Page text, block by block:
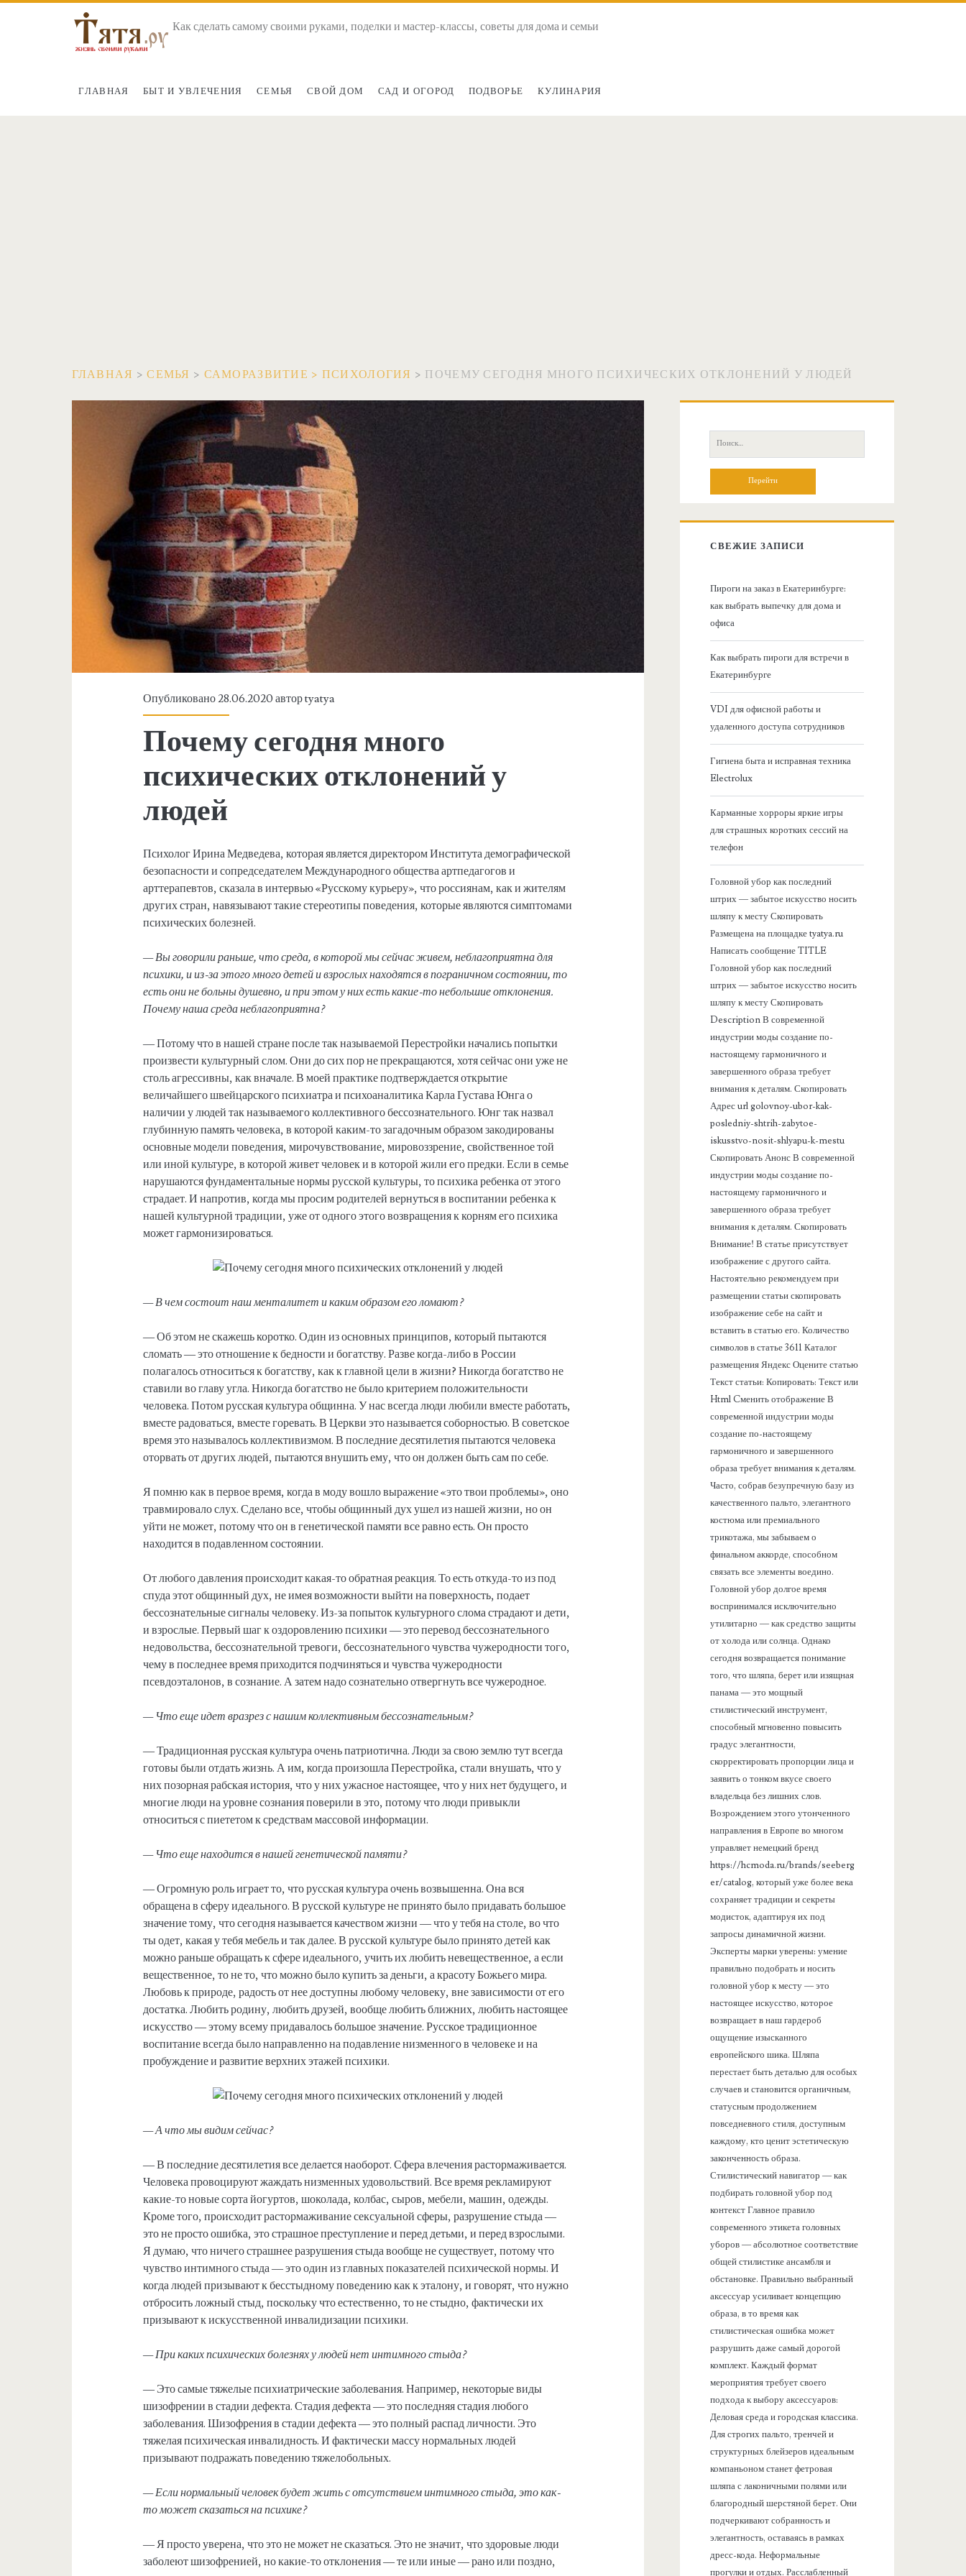
Как сделать самому своими руками, поделки и мастер-классы, советы для дома и семьи
ГЛАВНАЯ БЫТ И УВЛЕЧЕНИЯ СЕМЬЯ СВОЙ ДОМ САД И ОГОРОД ПОДВОРЬЕ КУЛИНАРИЯ
ГЛАВНАЯ >СЕМЬЯ > САМОРАЗВИТИЕ > ПСИХОЛОГИЯ > ПОЧЕМУ СЕГОДНЯ МНОГО ПСИХИЧЕСКИХ ОТКЛОНЕНИЙ У ЛЮДЕЙ
Опубликовано 28.06.2020 авторtyatya
Почему сегодня много
психических отклонений у
людей
Психолог Ирина Медведева, которая является директором Института демографической
безопасности и сопредседателем Международного общества артпедагогов и
арттерапевтов, сказала в интервью «Русскому курьеру», что россиянам, как и жителям
других стран, навязывают такие стереотипы поведения, которые являются симптомами
психических болезней.
— Вы говорили раньше, что среда, в которой мы сейчас живем, неблагоприятна для
психики, и из-за этого много детей и взрослых находятся в пограничном состоянии, то
есть они не больны душевно, и при этом у них есть какие-то небольшие отклонения.
Почему наша среда неблагоприятна?
— Потому что в нашей стране после так называемой Перестройки начались попытки
произвести культурный слом. Они до сих пор не прекращаются, хотя сейчас они уже не
столь агрессивны, как вначале. В моей практике подтверждается открытие
величайшего швейцарского психиатра и психоаналитика Карла Густава Юнга о
наличии у людей так называемого коллективного бессознательного. Юнг так назвал
глубинную память человека, в которой каким-то загадочным образом закодированы
основные модели поведения, мирочувствование, мировоззрение, свойственное той
или иной культуре, в которой живет человек и в которой жили его предки. Если в семье
нарушаются фундаментальные нормы русской культуры, то психика ребенка от этого
страдает. И напротив, когда мы просим родителей вернуться в воспитании ребенка к
нашей культурной традиции, уже от одного этого возвращения к корням его психика
может гармонизироваться.
— В чем состоит наш менталитет и каким образом его ломают?
— Об этом не скажешь коротко. Один из основных принципов, который пытаются
сломать — это отношение к бедности и богатству. Разве когда-либо в России
полагалось относиться к богатству, как к главной цели в жизни? Никогда богатство не
ставили во главу угла. Никогда богатство не было критерием положительности
человека. Потом русская культура общинна. У нас всегда люди любили вместе работать,
вместе радоваться, вместе горевать. В Церкви это называется соборностью. В советское
время это называлось коллективизмом. В последние десятилетия пытаются человека
оторвать от других людей, пытаются внушить ему, что он должен быть сам по себе.
Я помню как в первое время, когда в моду вошло выражение «это твои проблемы», оно
травмировало слух. Сделано все, чтобы общинный дух ушел из нашей жизни, но он
уйти не может, потому что он в генетической памяти все равно есть. Он просто
находится в подавленном состоянии.
От любого давления происходит какая-то обратная реакция. То есть откуда-то из под
спуда этот общинный дух, не имея возможности выйти на поверхность, подает
бессознательные сигналы человеку. Из-за попыток культурного слома страдают и дети,
и взрослые. Первый шаг к оздоровлению психики — это перевод бессознательного
недовольства, бессознательной тревоги, бессознательного чувства чужеродности того,
чему в последнее время приходится подчиняться и чувства чужеродности
псевдоэталонов, в сознание. А затем надо сознательно отвергнуть все чужеродное.
— Что еще идет вразрез с нашим коллективным бессознательным?
— Традиционная русская культура очень патриотична. Люди за свою землю тут всегда
готовы были отдать жизнь. А им, когда произошла Перестройка, стали внушать, что у
них позорная рабская история, что у них ужасное настоящее, что у них нет будущего, и
многие люди на уровне сознания поверили в это, потому что люди привыкли
относиться с пиететом к средствам массовой информации.
— Что еще находится в нашей генетической памяти?
— Огромную роль играет то, что русская культура очень возвышенна. Она вся
обращена в сферу идеального. В русской культуре не принято было придавать большое
значение тому, что сегодня называется качеством жизни — что у тебя на столе, во что
ты одет, какая у тебя мебель и так далее. В русской культуре было принято детей как
можно раньше обращать к сфере идеального, учить их любить невещественное, а если
вещественное, то не то, что можно было купить за деньги, а красоту Божьего мира.
Любовь к природе, радость от нее доступны любому человеку, вне зависимости от его
достатка. Любить родину, любить друзей, вообще любить ближних, любить настоящее
искусство — этому всему придавалось большое значение. Русское традиционное
воспитание всегда было направленно на подавление низменного в человеке и на
пробуждение и развитие верхних этажей психики.
— А что мы видим сейчас?
— В последние десятилетия все делается наоборот. Сфера влечения растормаживается.
Человека провоцируют жаждать низменных удовольствий. Все время рекламируют
какие-то новые сорта йогуртов, шоколада, колбас, сыров, мебели, машин, одежды.
Кроме того, происходит растормаживание сексуальной сферы, разрушение стыда —
это не просто ошибка, это страшное преступление и перед детьми, и перед взрослыми.
Я думаю, что ничего страшнее разрушения стыда вообще не существует, потому что
чувство интимного стыда — это один из главных показателей психической нормы. И
когда людей призывают к бесстыдному поведению как к эталону, и говорят, что нужно
отбросить ложный стыд, поскольку что естественно, то не стыдно, фактически их
призывают к искусственной инвалидизации психики.
— При каких психических болезнях у людей нет интимного стыда?
— Это самые тяжелые психиатрические заболевания. Например, некоторые виды
шизофрении в стадии дефекта. Стадия дефекта — это последняя стадия любого
заболевания. Шизофрения в стадии дефекта — это полный распад личности. Это
тяжелая психическая инвалидность. И фактически массу нормальных людей
призывают подражать поведению тяжелобольных.
— Если нормальный человек будет жить с отсутствием интимного стыда, это как-
то может сказаться на психике?
— Я просто уверена, что это не может не сказаться. Это не значит, что здоровые люди
заболеют шизофренией, но какие-то отклонения — те или иные — рано или поздно,
о
П
о
:
СВЕЖИЕ ЗАПИСИ
Пироги на заказ в Екатеринбурге:
как выбрать выпечку для дома и
офиса
Как выбрать пироги для встречи в
Екатеринбурге
VDI для офисной работы и
удаленного доступа сотрудников
Гигиена быта и исправная техника
Electrolux
Карманные хорроры яркие игры
для страшных коротких сессий на
телефон
Головной убор как последний
штрих — забытое искусство носить
шляпу к месту Скопировать
Размещена на площадке tyatya.ru
Написать сообщение TITLE
Головной убор как последний
штрих — забытое искусство носить
шляпу к месту Скопировать
Description В современной
индустрии моды создание по-
настоящему гармоничного и
завершенного образа требует
внимания к деталям. Скопировать
Адрес url golovnoy-ubor-kak-
posledniy-shtrih-zabytoe-
iskusstvo-nosit-shlyapu-k-mestu
Скопировать Анонс В современной
индустрии моды создание по-
настоящему гармоничного и
завершенного образа требует
внимания к деталям. Скопировать
Внимание! В статье присутствует
изображение с другого сайта.
Настоятельно рекомендуем при
размещении статьи скопировать
изображение себе на сайт и
вставить в статью его. Количество
символов в статье 3611 Каталог
размещения Яндекс Оцените статью
Текст статьи: Копировать: Текст или
Html Cменить отображение В
современной индустрии моды
создание по-настоящему
гармоничного и завершенного
образа требует внимания к деталям.
Часто, собрав безупречную базу из
качественного пальто, элегантного
костюма или премиального
трикотажа, мы забываем о
финальном аккорде, способном
связать все элементы воедино.
Головной убор долгое время
воспринимался исключительно
утилитарно — как средство защиты
от холода или солнца. Однако
сегодня возвращается понимание
того, что шляпа, берет или изящная
панама — это мощный
стилистический инструмент,
способный мгновенно повысить
градус элегантности,
скорректировать пропорции лица и
заявить о тонком вкусе своего
владельца без лишних слов.
Возрождением этого утонченного
направления в Европе во многом
управляет немецкий бренд
https://hcmoda.ru/brands/seeberg
er/catalog, который уже более века
сохраняет традиции и секреты
модисток, адаптируя их под
запросы динамичной жизни.
Эксперты марки уверены: умение
правильно подобрать и носить
головной убор к месту — это
настоящее искусство, которое
возвращает в наш гардероб
ощущение изысканного
европейского шика. Шляпа
перестает быть деталью для особых
случаев и становится органичным,
статусным продолжением
повседневного стиля, доступным
каждому, кто ценит эстетическую
законченность образа.
Стилистический навигатор — как
подбирать головной убор под
контекст Главное правило
современного этикета головных
уборов — абсолютное соответствие
общей стилистике ансамбля и
обстановке. Правильно выбранный
аксессуар усиливает концепцию
образа, в то время как
стилистическая ошибка может
разрушить даже самый дорогой
комплект. Каждый формат
мероприятия требует своего
подхода к выбору аксессуаров:
Деловая среда и городская классика.
Для строгих пальто, тренчей и
структурных блейзеров идеальным
компаньоном станет фетровая
шляпа с лаконичными полями или
благородный шерстяной берет. Они
подчеркивают собранность и
элегантность, оставаясь в рамках
дресс-кода. Неформальные
прогулки и отдых. Расслабленный